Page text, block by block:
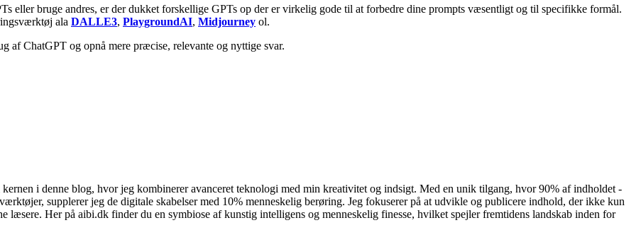
eller bruge andres, er der dukket forskellige GPTs op der er virkelig gode til at forbedre dine prompts væsentligt og til specifikke formål.
ala DALLE3, PlaygroundAI, Midjourney ol.
af ChatGPT og opnå mere præcise, relevante og nyttige svar.
i denne blog, hvor jeg kombinerer avanceret teknologi med min kreativitet og indsigt. Med en unik tilgang, hvor 90% af indholdet -
supplerer jeg de digitale skabelser med 10% menneskelig berøring. Jeg fokuserer på at udvikle og publicere indhold, der ikke kun
læsere. Her på aibi.dk finder du en symbiose af kunstig intelligens og menneskelig finesse, hvilket spejler fremtidens landskab inden for